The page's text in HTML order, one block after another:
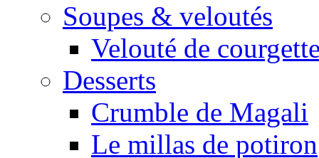
Soupes & veloutés
Velouté de
Desserts
Crumble de Magali
Le millas de potiron